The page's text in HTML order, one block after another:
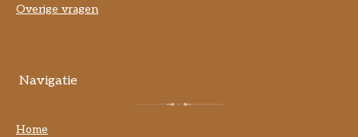
Overige vragen
Navigatie
Home